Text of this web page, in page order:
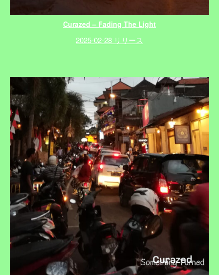
Curazed – Fading The Light
2025-02-28 リリース